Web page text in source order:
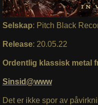
Selskap: Pitch Black
Release: 20.05.22
Ordentlig klassisk metal
Sinsid@www
Det er ikke spor av